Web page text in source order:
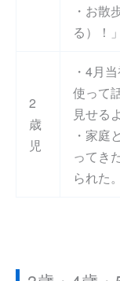
・お散
る）！
2
歳
児
・4月
使って
見せる
・家庭
ってき
られた。